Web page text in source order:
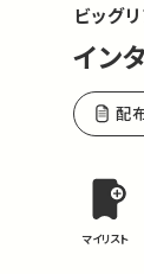
ビッグ
イン
配
マイリスト